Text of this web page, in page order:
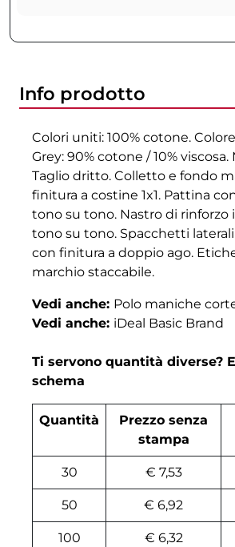
Info prodotto
Colori uniti: 100% cotone.
Grey: 90% cotone / 10%
Taglio dritto. Colletto e fondo
finitura a costine 1x1. Pattina
tono su tono. Nastro di rinforzo
tono su tono. Spacchetti
con finitura a doppio ago.
marchio staccabile.
Vedi anche: Polo maniche
Vedi anche: iDeal Basic Brand
Ti servono quantità diverse?
schema
Quantità
Prezzo senza
stampa
30 € 7,53
50 € 6,92
100 € 6,32